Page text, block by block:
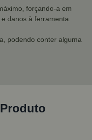
forçando-a em
danos à ferramenta.
podendo conter alguma